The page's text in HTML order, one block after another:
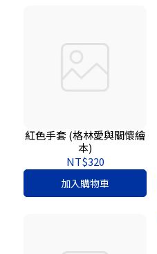
紅色手套 (格林愛與關懷繪
本)
NT$320
加入購物車